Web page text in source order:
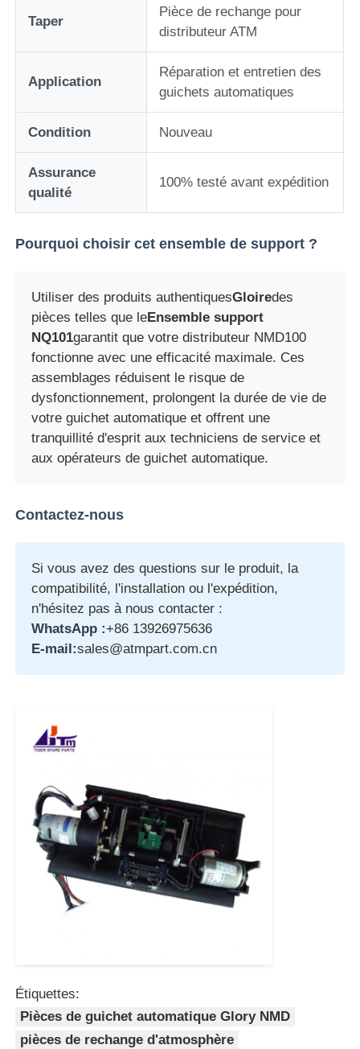
Pièces ATM NCR
Pièces de distributeurs Hyosung
Pièces de distributeurs automatiques Fujitsu
Pièces de distributeurs automatiques Hitachi
Pièces d'atmosphère de GRG
Pièces de guichet automatique Glory NMD
Pièces de distributeurs automatiques OKI
Tri des billets de banque
compteur de facture
machine à poser
Pièces de rechange ATM
Distributeur automatique de billets
Recycleur de pièces
Taper
Pièce de rechange pour
distributeur ATM
Application
Réparation et entretien des
guichets automatiques
Condition Nouveau
Assurance
qualité
100% testé avant expédition
Pourquoi choisir cet ensemble de support ?
Utiliser des produits authentiquesGloiredes
pièces telles que leEnsemble support
NQ101garantit que votre distributeur NMD100
fonctionne avec une efficacité maximale. Ces
assemblages réduisent le risque de
dysfonctionnement, prolongent la durée de vie de
votre guichet automatique et offrent une
tranquillité d'esprit aux techniciens de service et
aux opérateurs de guichet automatique.
Contactez-nous
Si vous avez des questions sur le produit, la
compatibilité, l'installation ou l'expédition,
n'hésitez pas à nous contacter :
WhatsApp :+86 13926975636
E-mail:sales@atmpart.com.cn
Étiquettes:
Pièces de guichet automatique Glory NMD
pièces de rechange d'atmosphère